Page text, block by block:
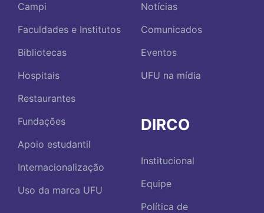
Campi
Faculdades e Institutos
Bibliotecas
Hospitais
Restaurantes
Fundações
Apoio estudantil
Internacionalização
Uso da marca UFU
Notícias
Comunicados
Eventos
UFU na mídia
DIRCO
Institucional
Equipe
Política de